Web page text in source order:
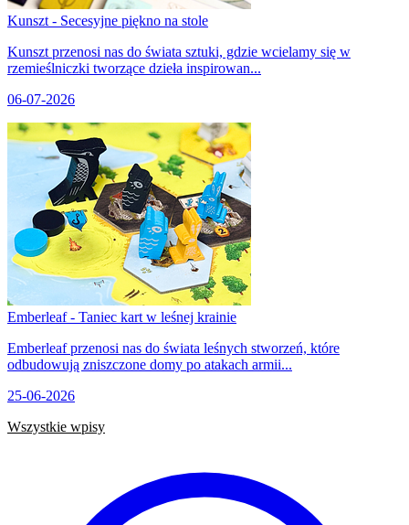
Kunszt - Secesyjne piękno na stole
Kunszt przenosi nas do świata sztuki, gdzie wcielamy się w
rzemieślniczki tworzące dzieła inspirowan...
06-07-2026
Emberleaf - Taniec kart w leśnej krainie
Emberleaf przenosi nas do świata leśnych stworzeń, które
odbudowują zniszczone domy po atakach armii...
25-06-2026
Wszystkie wpisy